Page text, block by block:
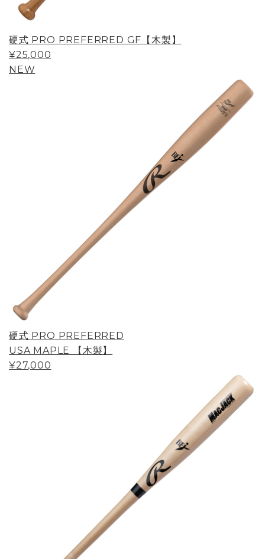
硬式 PRO PREFERRED GF【木製】
¥25,000
NEW
硬式 PRO PREFERRED
USA MAPLE 【木製】
¥27,000